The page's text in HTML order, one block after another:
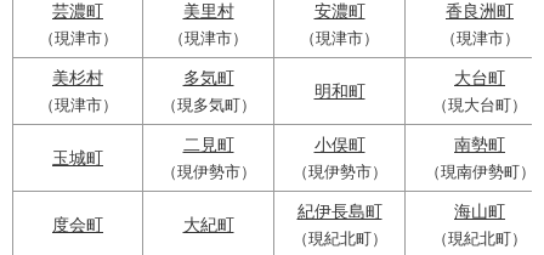
芸濃町
（現津市）
美里村
（現津市）
安濃町
（現津市）
香良洲町
（現津市）
美杉村
（現津市）
多気町
（現多気町）
明和町
大台町
（現大台町）
玉城町
二見町
（現伊勢市）
小俣町
（現伊勢市）
南勢町
（現南伊勢町）
度会町 大紀町
紀伊長島町
（現紀北町）
海山町
（現紀北町）